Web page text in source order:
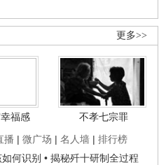
更多>>
福感
不孝七宗罪
播 | 微广场 | 名人墙 | 排行榜
何识别 • 揭秘歼十研制全过程